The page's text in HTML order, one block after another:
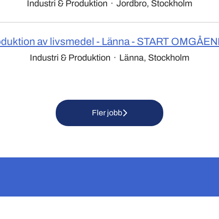
Industri & Produktion · Jordbro, Stockholm
av livsmedel - Länna - START
Industri & Produktion · Länna, Stockholm
Fler jobb